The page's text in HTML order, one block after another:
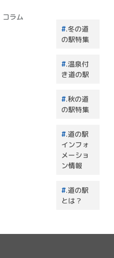
コラム
.冬の道
の駅特集
.温泉付
き道の駅
.秋の道
の駅特集
.道の駅
インフォ
メーショ
ン情報
.道の駅
とは？